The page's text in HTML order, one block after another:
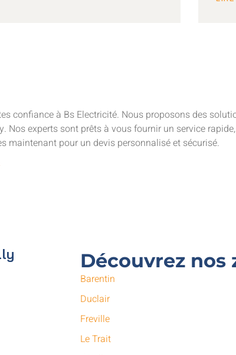
confiance à Bs Electricité. Nous proposons des
experts sont prêts à vous fournir un service
maintenant pour un devis personnalisé et sécurisé.
Découvrez nos
Barentin
Duclair
Freville
Le Trait